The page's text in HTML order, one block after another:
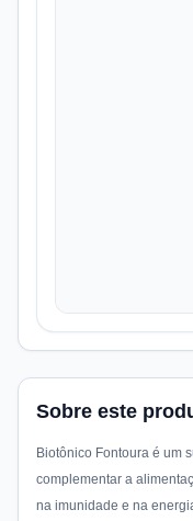
Sobre este
Biotônico Fontoura é um
complementar a
na imunidade e na